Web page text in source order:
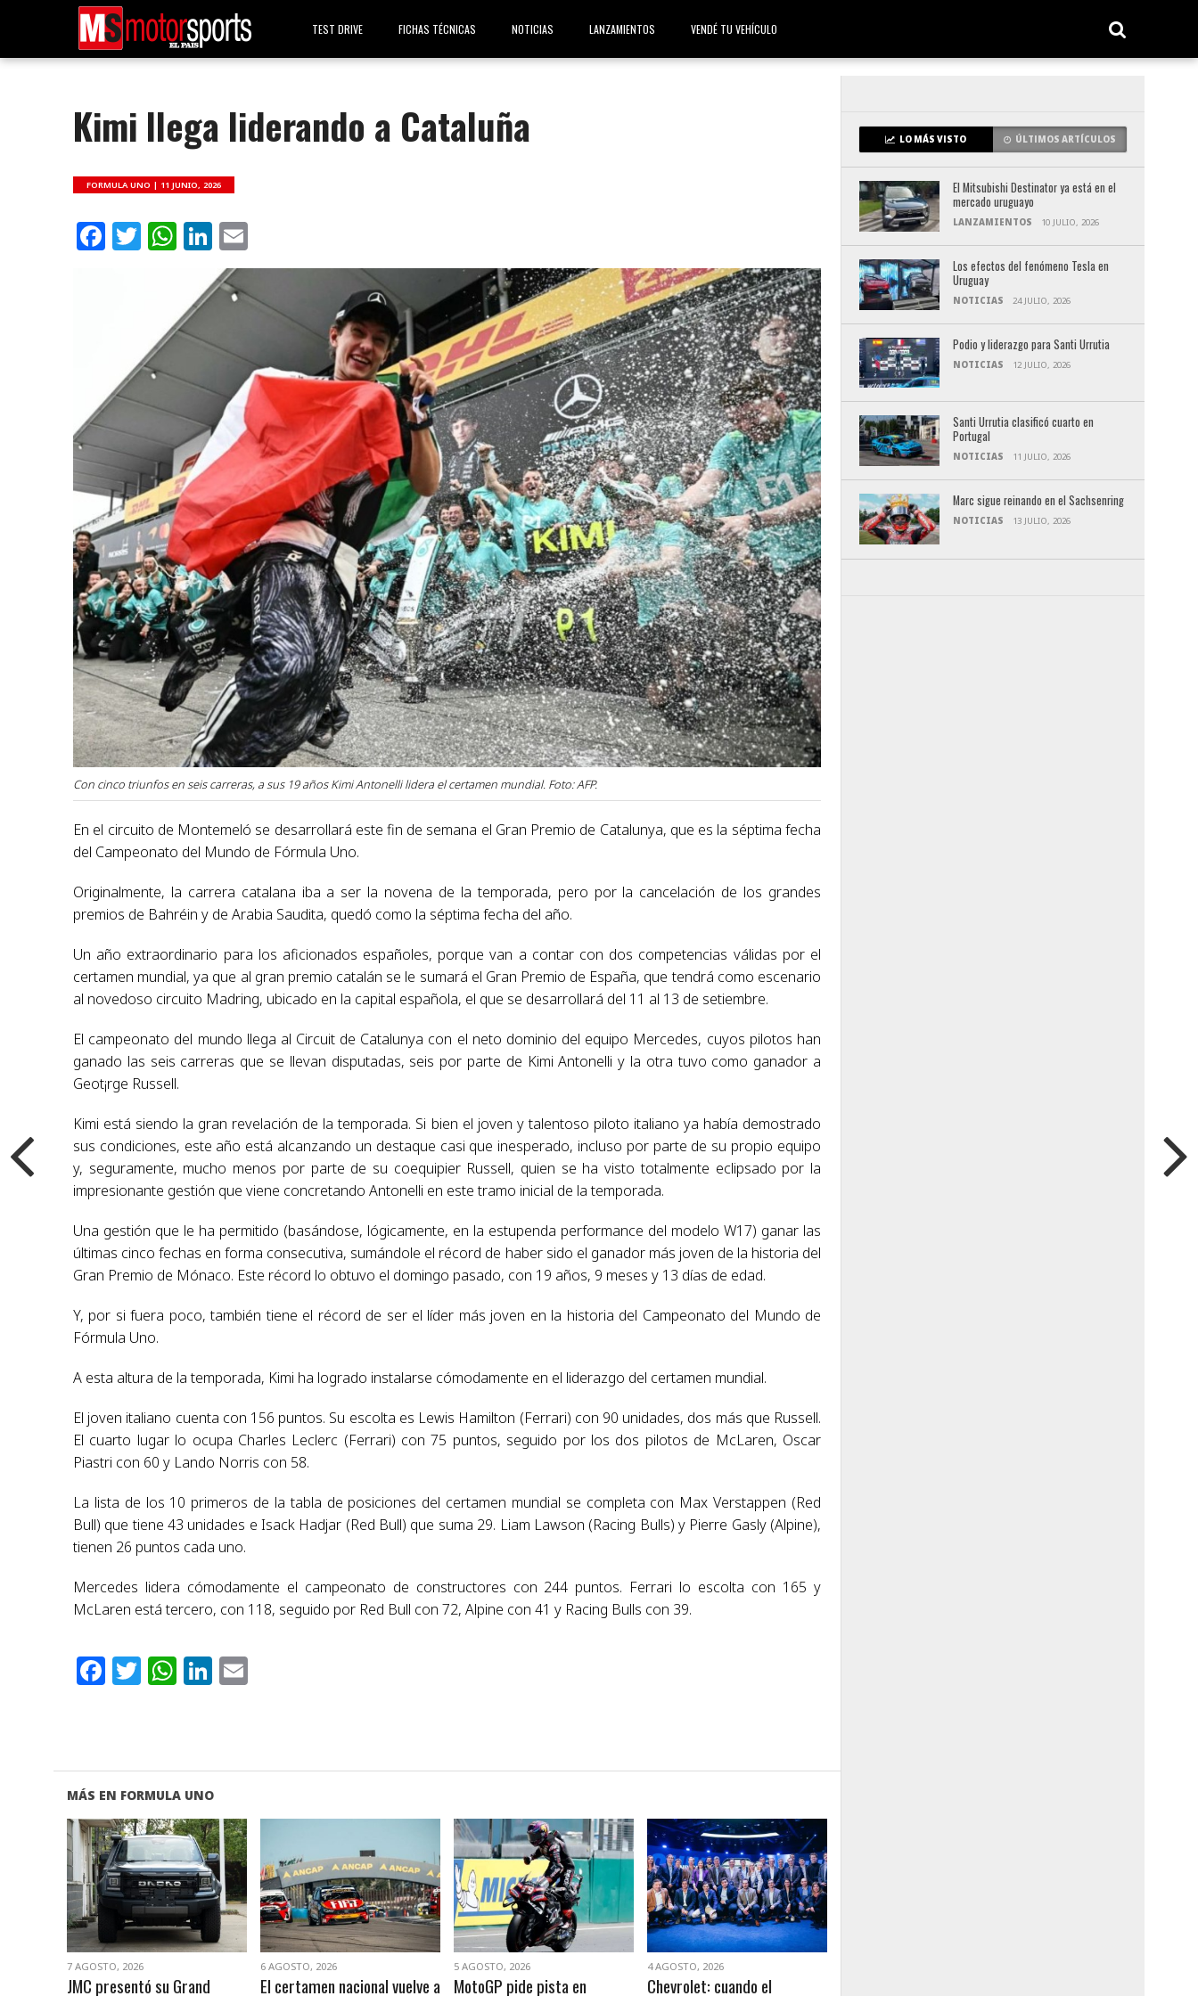
TEST DRIVE FICHAS TÉCNICAS NOTICIAS LANZAMIENTOS VENDÉ TU VEHÍCULO
Kimi llega liderando a Cataluña
FORMULA UNO | 11 JUNIO, 2026
Facebook
Twitter
WhatsApp
LinkedIn
Con cinco triunfos en seis carreras, a sus 19 años Kimi Antonelli lidera el certamen mundial. Foto: AFP.
En el circuito de Montemeló se desarrollará este fin de semana el Gran Premio de Catalunya, que es la séptima fecha
del Campeonato del Mundo de Fórmula Uno.
Originalmente, la carrera catalana iba a ser la novena de la temporada, pero por la cancelación de los grandes
premios de Bahréin y de Arabia Saudita, quedó como la séptima fecha del año.
Un año extraordinario para los aficionados españoles, porque van a contar con dos competencias válidas por el
certamen mundial, ya que al gran premio catalán se le sumará el Gran Premio de España, que tendrá como escenario
al novedoso circuito Madring, ubicado en la capital española, el que se desarrollará del 11 al 13 de setiembre.
El campeonato del mundo llega al Circuit de Catalunya con el neto dominio del equipo Mercedes, cuyos pilotos han
ganado las seis carreras que se llevan disputadas, seis por parte de Kimi Antonelli y la otra tuvo como ganador a
Geot¡rge Russell.
Kimi está siendo la gran revelación de la temporada. Si bien el joven y talentoso piloto italiano ya había demostrado
sus condiciones, este año está alcanzando un destaque casi que inesperado, incluso por parte de su propio equipo
y, seguramente, mucho menos por parte de su coequipier Russell, quien se ha visto totalmente eclipsado por la
impresionante gestión que viene concretando Antonelli en este tramo inicial de la temporada.
Una gestión que le ha permitido (basándose, lógicamente, en la estupenda performance del modelo W17) ganar las
últimas cinco fechas en forma consecutiva, sumándole el récord de haber sido el ganador más joven de la historia del
Gran Premio de Mónaco. Este récord lo obtuvo el domingo pasado, con 19 años, 9 meses y 13 días de edad.
Y, por si fuera poco, también tiene el récord de ser el líder más joven en la historia del Campeonato del Mundo de
Fórmula Uno.
A esta altura de la temporada, Kimi ha logrado instalarse cómodamente en el liderazgo del certamen mundial.
El joven italiano cuenta con 156 puntos. Su escolta es Lewis Hamilton (Ferrari) con 90 unidades, dos más que Russell.
El cuarto lugar lo ocupa Charles Leclerc (Ferrari) con 75 puntos, seguido por los dos pilotos de McLaren, Oscar
Piastri con 60 y Lando Norris con 58.
La lista de los 10 primeros de la tabla de posiciones del certamen mundial se completa con Max Verstappen (Red
Bull) que tiene 43 unidades e Isack Hadjar (Red Bull) que suma 29. Liam Lawson (Racing Bulls) y Pierre Gasly (Alpine),
tienen 26 puntos cada uno.
Mercedes lidera cómodamente el campeonato de constructores con 244 puntos. Ferrari lo escolta con 165 y
McLaren está tercero, con 118, seguido por Red Bull con 72, Alpine con 41 y Racing Bulls con 39.
Facebook
Twitter
WhatsApp
LinkedIn
MÁS EN FORMULA UNO
VER NOTA
7 AGOSTO, 2026
JMC presentó su Grand
VER NOTA
6 AGOSTO, 2026
El certamen nacional vuelve a
VER NOTA
5 AGOSTO, 2026
MotoGP pide pista en
VER NOTA
4 AGOSTO, 2026
Chevrolet: cuando el
LO MÁS VISTO ÚLTIMOS ARTÍCULOS
El Mitsubishi Destinator ya está en el
mercado uruguayo
LANZAMIENTOS 10 JULIO, 2026
Los efectos del fenómeno Tesla en
Uruguay
NOTICIAS 24 JULIO, 2026
Podio y liderazgo para Santi Urrutia
NOTICIAS 12 JULIO, 2026
Santi Urrutia clasificó cuarto en
Portugal
NOTICIAS 11 JULIO, 2026
Marc sigue reinando en el Sachsenring
NOTICIAS 13 JULIO, 2026